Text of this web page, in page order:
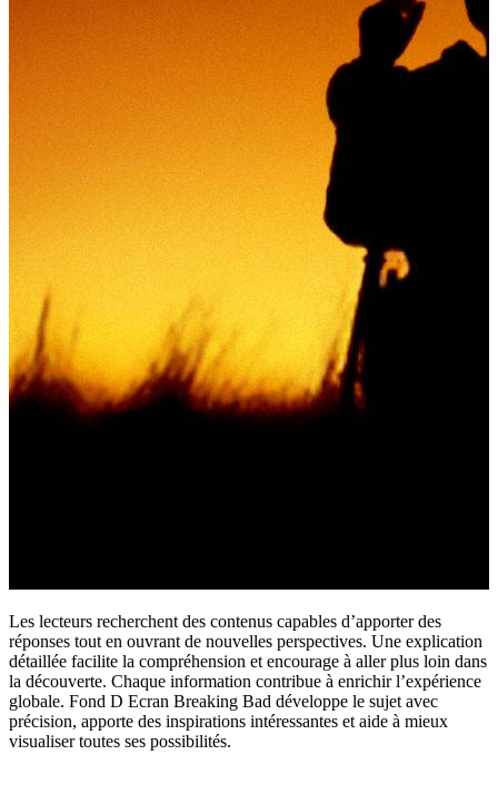
Les lecteurs recherchent des contenus capables d’apporter des
réponses tout en ouvrant de nouvelles perspectives. Une explication
détaillée facilite la compréhension et encourage à aller plus loin dans
la découverte. Chaque information contribue à enrichir l’expérience
globale. Fond D Ecran Breaking Bad développe le sujet avec
précision, apporte des inspirations intéressantes et aide à mieux
visualiser toutes ses possibilités.